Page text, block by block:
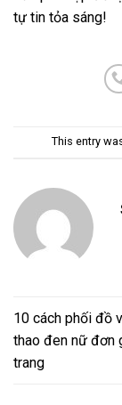
tự tin tỏa sáng!
This entry
10 cách phối đồ
thao đen nữ đơn
trang